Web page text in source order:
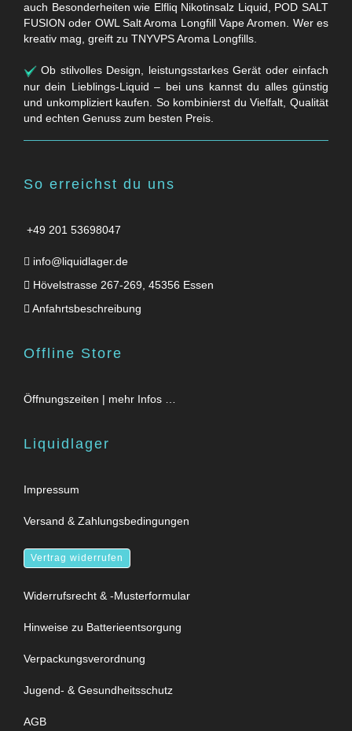
auch Besonderheiten wie Elfliq Nikotinsalz Liquid, POD SALT
FUSION oder OWL Salt Aroma Longfill Vape Aromen. Wer es
kreativ mag, greift zu TNYVPS Aroma Longfills.
Ob stilvolles Design, leistungsstarkes Gerät oder einfach
nur dein Lieblings-Liquid – bei uns kannst du alles günstig
und unkompliziert kaufen. So kombinierst du Vielfalt, Qualität
und echten Genuss zum besten Preis.
So erreichst du uns
+49 201 53698047
info@liquidlager.de
Hövelstrasse 267-269, 45356 Essen
Anfahrtsbeschreibung
Offline Store
Öffnungszeiten | mehr Infos …
Liquidlager
Impressum
Versand & Zahlungsbedingungen
Vertrag widerrufen
Widerrufsrecht & -Musterformular
Hinweise zu Batterieentsorgung
Verpackungsverordnung
Jugend- & Gesundheitsschutz
AGB